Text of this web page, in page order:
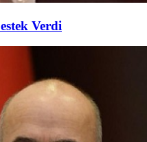
Verdi